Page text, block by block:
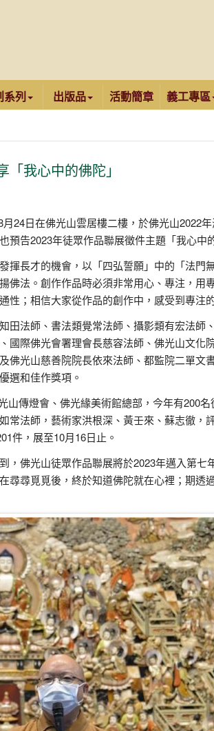
系列 出版品 活動簡章 義工專區
我心中的佛陀」
24日在佛光山雲居樓二樓，於佛光山2022
告2023年徒眾作品聯展徵件主題「我心中
揮長才的機會，以「四弘誓願」中的「法門
佛法。創作作品時必須非常用心、專注，用
；相信大家從作品的創作中，感受到專注
田法師、書法類覺常法師、攝影類有宏法師
國際佛光會署理會長慈容法師、佛光山文化
佛光山慈善院院長依來法師、都監院二單文
選和佳作獎項。
傳燈會、佛光緣美術館總部，今年有200
常法師，藝術家洪根深、黃壬來、蘇志徹，
件，展至10月16日止。
，佛光山徒眾作品聯展將於2023年邁入第七
尋尋覓覓後，終於知道佛陀就在心裡；期透